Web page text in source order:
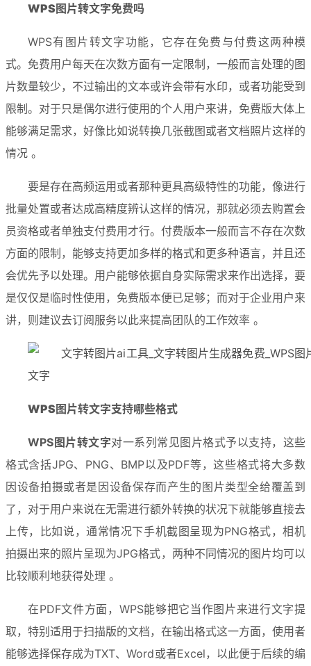
WPS图片转文字免费吗
WPS有图片转文字功能，它存在免费与付费这两种模
式。免费用户每天在次数方面有一定限制，一般而言处理的图
片数量较少，不过输出的文本或许会带有水印，或者功能受到
限制。对于只是偶尔进行使用的个人用户来讲，免费版大体上
能够满足需求，好像比如说转换几张截图或者文档照片这样的
情况 。
要是存在高频运用或者那种更具高级特性的功能，像进行
批量处置或者达成高精度辨认这样的情况，那就必须去购置会
员资格或者单独支付费用才行。付费版本一般而言不存在次数
方面的限制，能够支持更加多样的格式和更多种语言，并且还
会优先予以处理。用户能够依据自身实际需求来作出选择，要
是仅仅是临时性使用，免费版本便已足够；而对于企业用户来
讲，则建议去订阅服务以此来提高团队的工作效率 。
WPS图片转文字支持哪些格式
WPS图片转文字对一系列常见图片格式予以支持，这些
格式含括JPG、PNG、BMP以及PDF等，这些格式将大多数
因设备拍摄或者是因设备保存而产生的图片类型全给覆盖到
了，对于用户来说在无需进行额外转换的状况下就能够直接去
上传，比如说，通常情况下手机截图呈现为PNG格式，相机
拍摄出来的照片呈现为JPG格式，两种不同情况的图片均可以
比较顺利地获得处理 。
在PDF文件方面，WPS能够把它当作图片来进行文字提
取，特别适用于扫描版的文档，在输出格式这一方面，使用者
能够选择保存成为TXT、Word或者Excel，以此便于后续的编